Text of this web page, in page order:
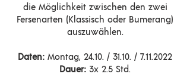
die Möglichkeit zwischen den zwei
Fersenarten (Klassisch oder Bumerang)
auszuwählen.
Daten: Montag, 24.10. / 31.10. / 7.11.2022
Dauer: 3x 2.5 Std.